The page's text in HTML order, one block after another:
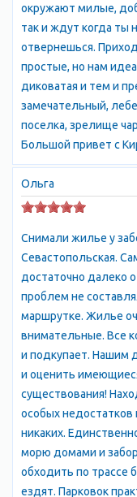
едут сюда за новыми
дворец с -
ежегодно. При
Мисхор или Симеиз, и
Туристический
Алупки. Здесь есть
всевозможные
Любителям активного
аквалангом, рыбалка,
досуга. Внимание
Воронцовского
достоинству оценить
дегустационном
приятно удивляют
возможность найти
возможностям. Самое
передает всего
обязательно
непередаваемую
незабываемым
окружают милые,
так и ждут когда ты
отвернешься.
простые, но нам
диковатая и тем и
замечательный,
поселка, зрелище
Большой привет с
Ольга
Снимали жилье у
Севастопольская.
достаточно далеко
проблем не
маршрутке. Жилье
внимательные. Все
и подкупает. Нашим
и оценить
существования!
особых
никаких.
морю домами и
обходить по трассе
ездят. Парковок